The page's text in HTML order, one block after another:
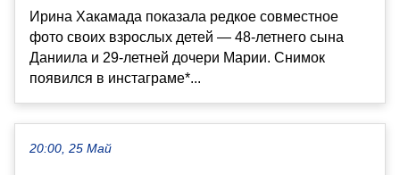
Ирина Хакамада показала редкое совместное
фото своих взрослых детей — 48-летнего сына
Даниила и 29-летней дочери Марии. Снимок
появился в инстаграме*...
20:00, 25 Май